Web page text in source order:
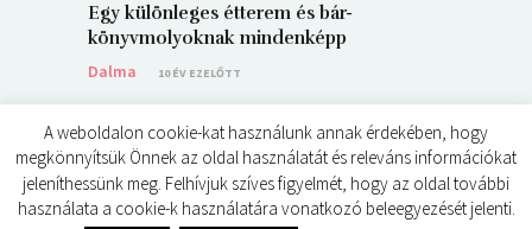
Egy különleges étterem és bár-
könyvmolyoknak mindenképp
Dalma
10 ÉV EZELŐTT
© ÉDES KIS KÖNYVKRITIKÁK 2024
A weboldalon cookie-kat használunk annak érdekében, hogy
megkönnyítsük Önnek az oldal használatát és releváns információkat
jeleníthessünk meg. Felhívjuk szíves figyelmét, hogy az oldal további
használata a cookie-k használatára vonatkozó beleegyezését jelenti.